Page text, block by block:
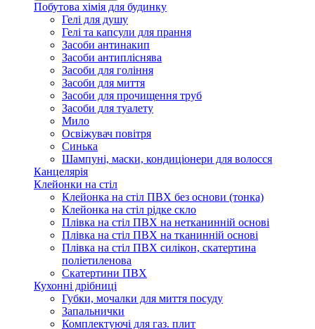
Побутова хімія для будинку
Гелі для душу
Гелі та капсули для прання
Засоби антинакип
Засоби антипліснява
Засоби для гоління
Засоби для миття
Засоби для прочищення труб
Засоби для туалету
Мило
Освіжувач повітря
Синька
Шампуні, маски, кондиціонери для волосся
Канцелярія
Клейонки на стіл
Клейонка на стіл ПВХ без основи (тонка)
Клейонка на стіл рідке скло
Плівка на стіл ПВХ на нетканинній основі
Плівка на стіл ПВХ на тканинній основі
Плівка на стіл ПВХ силікон, скатертина
поліетиленова
Скатертини ПВХ
Кухонні дрібниці
Губки, мочалки для миття посуду
Запальнички
Комплектуючі для газ. плит